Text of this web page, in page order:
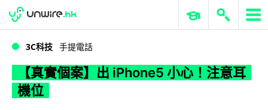
【真實個案】出 iPhone5 小心！注意耳機位
WWDC 2026 ERP 與商業 AI
3C科技 手提電話
【真實個案】出 iPhone5 小心！注意耳
機位